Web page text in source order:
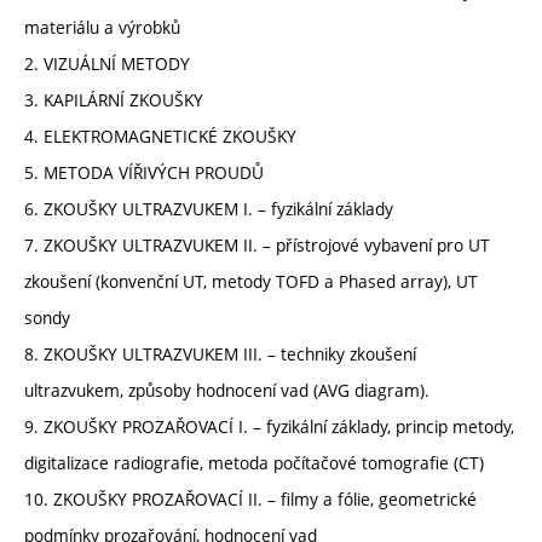
materiálu a výrobků
2. VIZUÁLNÍ METODY
3. KAPILÁRNÍ ZKOUŠKY
4. ELEKTROMAGNETICKÉ ZKOUŠKY
5. METODA VÍŘIVÝCH PROUDŮ
6. ZKOUŠKY ULTRAZVUKEM I. – fyzikální základy
7. ZKOUŠKY ULTRAZVUKEM II. – přístrojové vybavení pro UT
zkoušení (konvenční UT, metody TOFD a Phased array), UT
sondy
8. ZKOUŠKY ULTRAZVUKEM III. – techniky zkoušení
ultrazvukem, způsoby hodnocení vad (AVG diagram).
9. ZKOUŠKY PROZAŘOVACÍ I. – fyzikální základy, princip metody,
digitalizace radiografie, metoda počítačové tomografie (CT)
10. ZKOUŠKY PROZAŘOVACÍ II. – filmy a fólie, geometrické
podmínky prozařování, hodnocení vad